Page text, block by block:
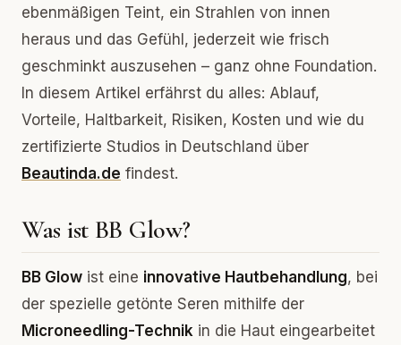
ebenmäßigen Teint, ein Strahlen von innen
heraus und das Gefühl, jederzeit wie frisch
geschminkt auszusehen – ganz ohne Foundation.
In diesem Artikel erfährst du alles: Ablauf,
Vorteile, Haltbarkeit, Risiken, Kosten und wie du
zertifizierte Studios in Deutschland über
Beautinda.de findest.
Was ist BB Glow?
BB Glow ist eine innovative Hautbehandlung, bei
der spezielle getönte Seren mithilfe der
Microneedling-Technik in die Haut eingearbeitet